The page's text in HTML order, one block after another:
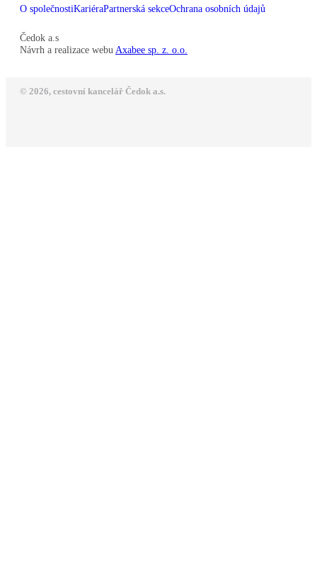
O společnostiKariéraPartnerská sekceOchrana osobních údajů
Čedok a.s
Návrh a realizace webu Axabee sp. z. o.o.
© 2026, cestovní kancelář Čedok a.s.